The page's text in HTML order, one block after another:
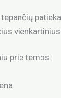
prie temos: